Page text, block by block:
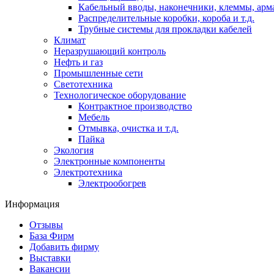
Кабельный вводы, наконечники, клеммы,
Распределительные коробки, короба и т.д.
Трубные системы для прокладки кабелей
Климат
Неразрушающий контроль
Нефть и газ
Промышленные сети
Светотехника
Технологическое оборудование
Контрактное производство
Мебель
Отмывка, очистка и т.д.
Пайка
Экология
Электронные компоненты
Электротехника
Электрообогрев
Информация
Отзывы
База Фирм
Добавить фирму
Выставки
Вакансии